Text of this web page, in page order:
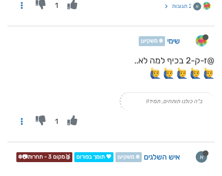
א 2 תגובות 1
שימי ❄️ משקיען
@ז-ק-2 בכיף למה לא..
ב"ה כולנו תותחים, תמיד!!
1
א איש השלגים ❄️ משקיען 💖 תומך בפורום 🥉מקום 3 - תחרות📷❄️